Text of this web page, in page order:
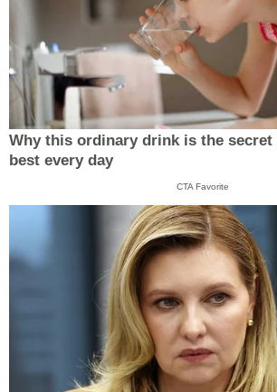
Why this ordinary drink is the
best every day
CTA Favorite